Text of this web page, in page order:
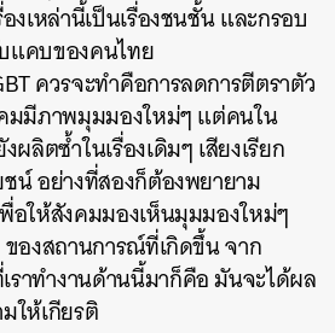
งเหล่านี้เป็นเรื่องชนชั้น และกรอบ
แคบของคนไทย
ควรจะทำคือการลดการตีตราตัว
มมีภาพมุมมองใหม่ๆ แต่คนใน
ผลิตซ้ำในเรื่องเดิมๆ เสียงเรียก
น์ อย่างที่สองก็ต้องพยายาม
อให้สังคมมองเห็นมุมมองใหม่ๆ
ของสถานการณ์ที่เกิดขึ้น จาก
ราทำงานด้านนี้มาก็คือ มันจะได้ผล
ให้เกียรติ